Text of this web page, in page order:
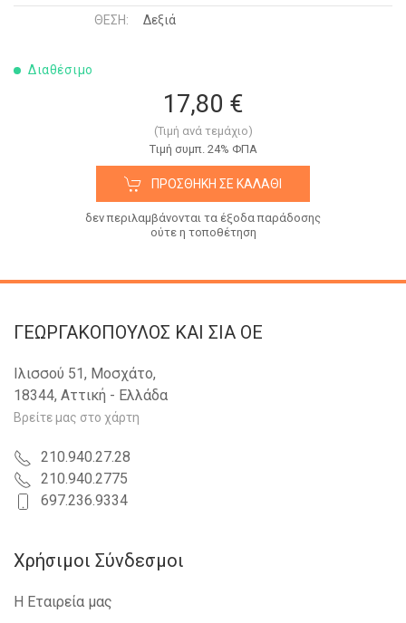
ΘΈΣΗ:
Δεξιά
Διαθέσιμο
17,80 €
(Τιμή ανά τεμάχιο)
Tιμή συμπ. 24% ΦΠΑ
ΠΡΟΣΘΉΚΗ ΣΕ ΚΑΛΆΘΙ
δεν περιλαμβάνονται τα έξοδα παράδοσης
ούτε η τοποθέτηση
ΓΕΩΡΓΑΚΟΠΟΥΛΟΣ KAI ΣΙΑ OE
Ιλισσού 51, Μοσχάτο,
18344, Αττική - Ελλάδα
Βρείτε μας στο χάρτη
210.940.27.28
210.940.2775
697.236.9334
Χρήσιμοι Σύνδεσμοι
Η Εταιρεία μας